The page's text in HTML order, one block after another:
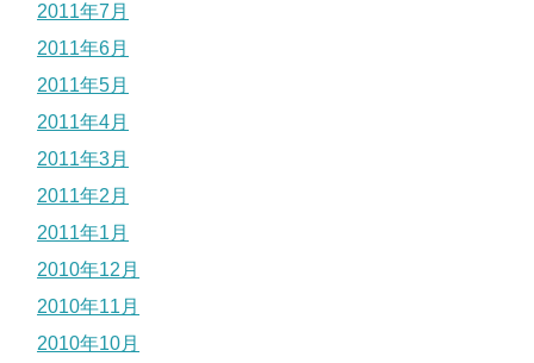
2011年7月
2011年6月
2011年5月
2011年4月
2011年3月
2011年2月
2011年1月
2010年12月
2010年11月
2010年10月